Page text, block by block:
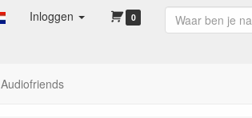
Inloggen 0